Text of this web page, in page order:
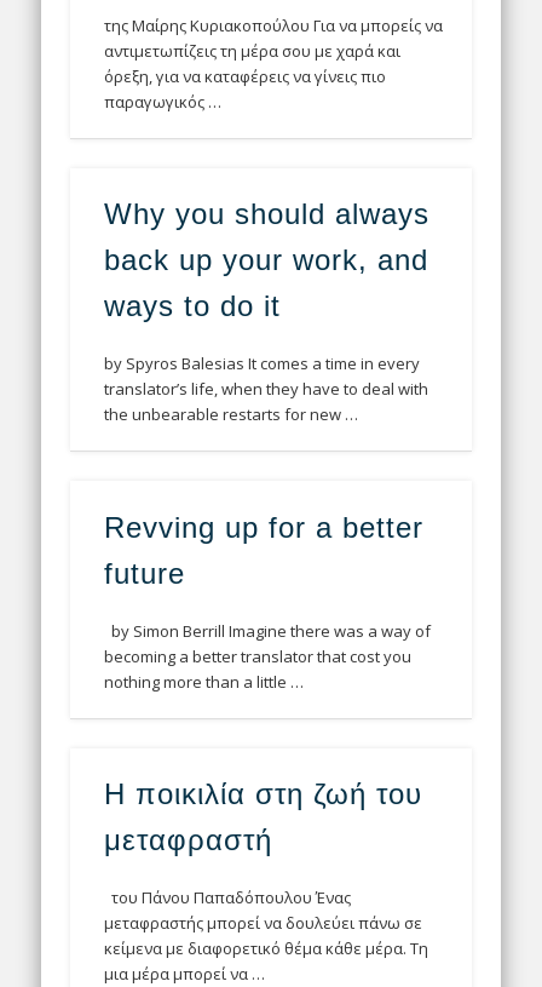
της Μαίρης Κυριακοπούλου Για να μπορείς να
αντιμετωπίζεις τη μέρα σου με χαρά και
όρεξη, για να καταφέρεις να γίνεις πιο
παραγωγικός …
Why you should always
back up your work, and
ways to do it
by Spyros Balesias It comes a time in every
translator’s life, when they have to deal with
the unbearable restarts for new …
Revving up for a better
future
by Simon Berrill Imagine there was a way of
becoming a better translator that cost you
nothing more than a little …
Η ποικιλία στη ζωή του
μεταφραστή
του Πάνου Παπαδόπουλου Ένας
μεταφραστής μπορεί να δουλεύει πάνω σε
κείμενα με διαφορετικό θέμα κάθε μέρα. Τη
μια μέρα μπορεί να …